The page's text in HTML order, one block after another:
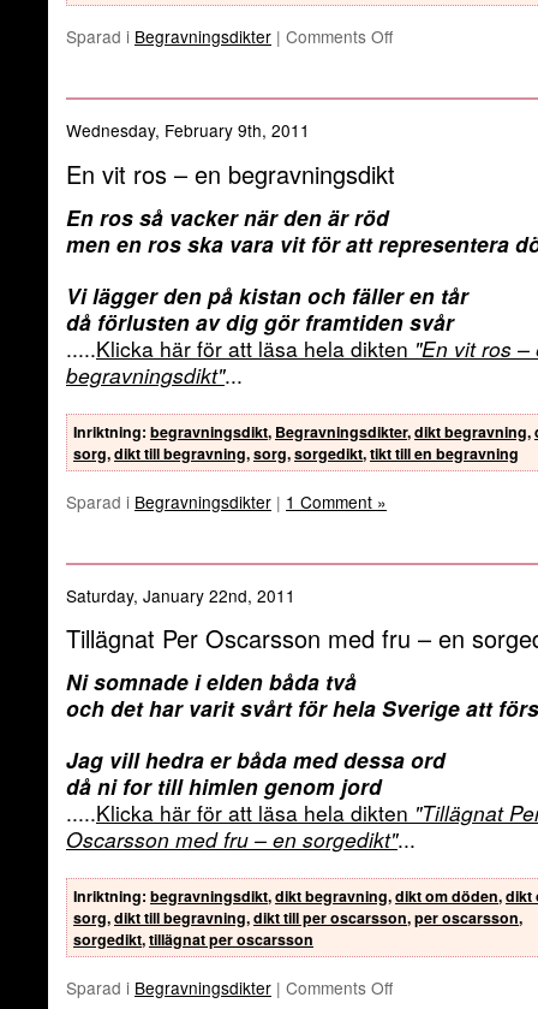
Sparad i Begravningsdikter | Comments Off
Wednesday, February 9th, 2011
En vit ros – en begravningsdikt
En ros så vacker när den är röd
men en ros ska vara vit för att representera
Vi lägger den på kistan och fäller en tår
då förlusten av dig gör framtiden svår
.....Klicka här för att läsa hela dikten "En vit ros –
begravningsdikt"...
Inriktning: begravningsdikt, Begravningsdikter,dikt begravning,
sorg,dikt till begravning,sorg,sorgedikt,tikt till en begravning
Sparad i Begravningsdikter | 1 Comment »
Saturday, January 22nd, 2011
Tillägnat Per Oscarsson med fru – en
Ni somnade i elden båda två
och det har varit svårt för hela Sverige att
Jag vill hedra er båda med dessa ord
då ni for till himlen genom jord
.....Klicka här för att läsa hela dikten "Tillägnat
Oscarsson med fru – en sorgedikt"...
Inriktning: begravningsdikt,dikt begravning,dikt om döden,dikt
sorg,dikt till begravning,dikt till per oscarsson,per oscarsson,
sorgedikt,tillägnat per oscarsson
Sparad i Begravningsdikter | Comments Off